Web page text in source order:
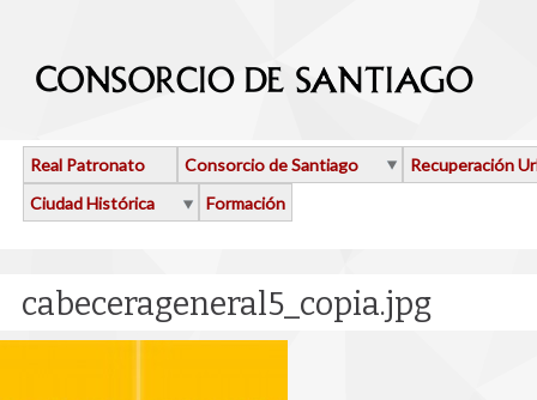
Real Patronato Consorcio de Santiago
Recuperación
Ciudad Histórica
Formación
cabecerageneral5_copia.jpg